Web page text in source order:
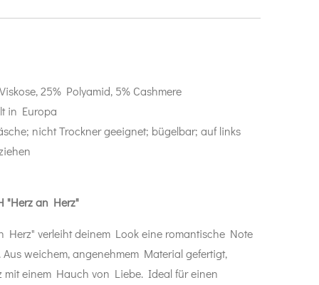
25% Polyamid, 5% Cashmere
in Europa
nicht Trockner geeignet; bügelbar; auf links
"Herz an Herz"
Herz" verleiht deinem Look eine romantische Note
weichem, angenehmem Material gefertigt,
mit einem Hauch von Liebe. Ideal für einen